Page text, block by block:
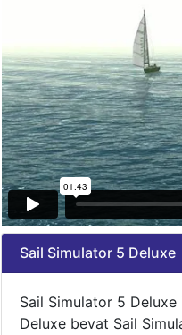
Sail Simulator 5 Deluxe
Sail Simulator 5
Deluxe bevat Sail